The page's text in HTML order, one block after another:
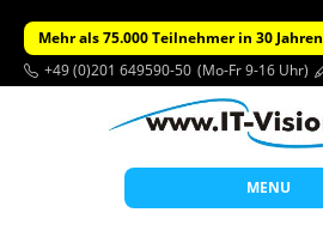
Mehr als 75.000 Teilnehmer in 30 Jahren
+49 (0)201 649590-50 (Mo-Fr 9-16 Uhr)
MENU